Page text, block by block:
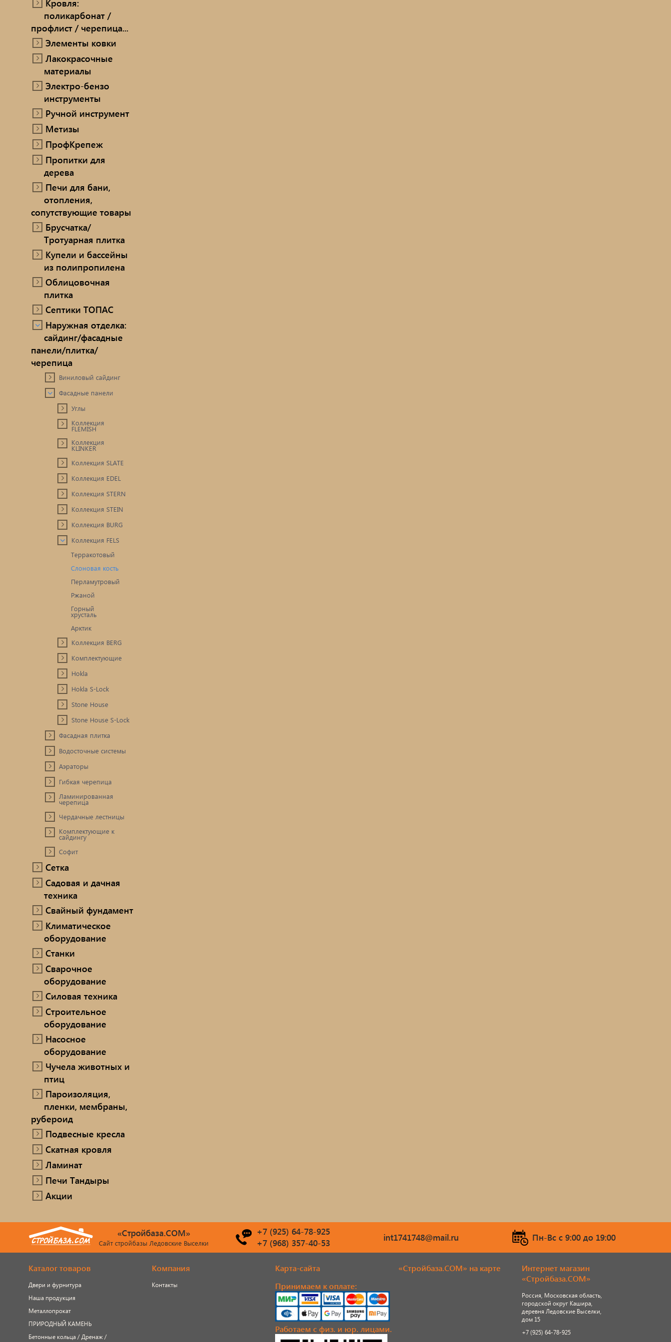
Кровля:
поликарбонат /
профлист / черепица...
Элементы ковки
Лакокрасочные
материалы
Электро-бензо
инструменты
Ручной инструмент
Метизы
ПрофКрепеж
Пропитки для
дерева
Печи для бани,
отопления,
сопутствующие товары
Брусчатка/
Тротуарная плитка
Купели и бассейны
из полипропилена
Облицовочная
плитка
Септики ТОПАС
Наружная отделка:
сайдинг/фасадные
панели/плитка/
черепица
Виниловый сайдинг
Фасадные панели
Углы
Коллекция
FLEMISH
Коллекция
KLINKER
Коллекция SLATE
Коллекция EDEL
Коллекция STERN
Коллекция STEIN
Коллекция BURG
Коллекция FELS
Терракотовый
Слоновая кость
Перламутровый
Ржаной
Горный
хрусталь
Арктик
Коллекция BERG
Комплектующие
Hokla
Hokla S-Lock
Stone House
Stone House S-Lock
Фасадная плитка
Водосточные системы
Аэраторы
Гибкая черепица
Ламинированная
черепица
Чердачные лестницы
Комплектующие к
сайдингу
Софит
Сетка
Садовая и дачная
техника
Свайный фундамент
Климатическое
оборудование
Станки
Сварочное
оборудование
Силовая техника
Строительное
оборудование
Насосное
оборудование
Чучела животных и
птиц
Пароизоляция,
пленки, мембраны,
рубероид
Подвесные кресла
Скатная кровля
Ламинат
Печи Тандыры
Акции
«Стройбаза.COM»
Сайт стройбазы Ледовские Выселки
+7 (925) 64-78-925
+7 (968) 357-40-53
int1741748@mail.ru Пн-Вс c 9:00 до 19:00
Каталог товаров
Двери и фурнитура
Наша продукция
Металлопрокат
ПРИРОДНЫЙ КАМЕНЬ
Бетонные кольца / Дренаж /
Компания
Контакты
Карта-сайта
Принимаем к оплате:
Работаем с физ. и юр. лицами.
«Стройбаза.COM» на карте
Интернет магазин
«Стройбаза.COM»
Россия, Московская область,
городской округ Кашира,
деревня Ледовские Выселки,
дом 15
+7 (925) 64-78-925